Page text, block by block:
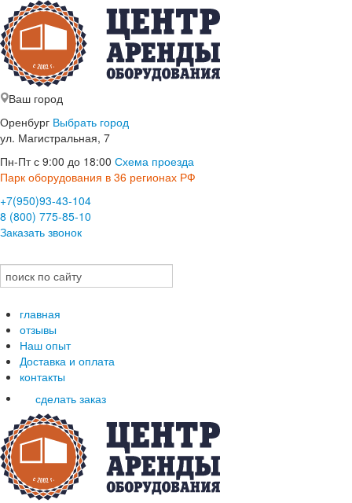
Ваш город
Оренбург Выбрать город
ул. Магистральная, 7
Пн-Пт с 9:00 до 18:00 Схема проезда
Парк оборудования в 36 регионах РФ
+7(950)93-43-104
8 (800) 775-85-10
Заказать звонок
главная
отзывы
Наш опыт
Доставка и оплата
контакты
сделать заказ